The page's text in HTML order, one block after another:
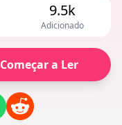
9.5k
Adicionado
Começar a Ler